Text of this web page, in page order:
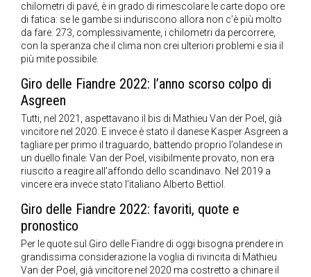
chilometri di pavé, è in grado di rimescolare le carte dopo ore
di fatica: se le gambe si induriscono allora non c’è più molto
da fare. 273, complessivamente, i chilometri da percorrere,
con la speranza che il clima non crei ulteriori problemi e sia il
più mite possibile.
Giro delle Fiandre 2022: l’anno scorso colpo di
Asgreen
Tutti, nel 2021, aspettavano il bis di Mathieu Van der Poel, già
vincitore nel 2020. E invece è stato il danese Kasper Asgreen a
tagliare per primo il traguardo, battendo proprio l’olandese in
un duello finale: Van der Poel, visibilmente provato, non era
riuscito a reagire all’affondo dello scandinavo. Nel 2019 a
vincere era invece stato l’italiano Alberto Bettiol.
Giro delle Fiandre 2022: favoriti, quote e
pronostico
Per le quote sul Giro delle Fiandre di oggi bisogna prendere in
grandissima considerazione la voglia di rivincita di Mathieu
Van der Poel, già vincitore nel 2020 ma costretto a chinare il